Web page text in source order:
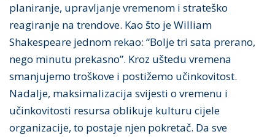
planiranje, upravljanje vremenom i strateško
reagiranje na trendove. Kao što je William
Shakespeare jednom rekao: “Bolje tri sata prerano,
nego minutu prekasno”. Kroz uštedu vremena
smanjujemo troškove i postižemo učinkovitost.
Nadalje, maksimalizacija svijesti o vremenu i
učinkovitosti resursa oblikuje kulturu cijele
organizacije, to postaje njen pokretač. Da sve